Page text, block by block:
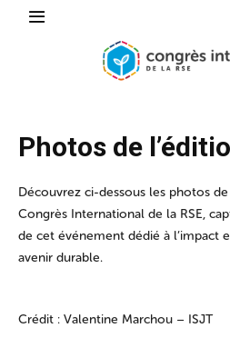
Photos de
Découvrez ci-dessous les photos
Congrès International de la RSE,
de cet événement dédié à l’impact
avenir durable.
Crédit : Valentine Marchou – ISJT